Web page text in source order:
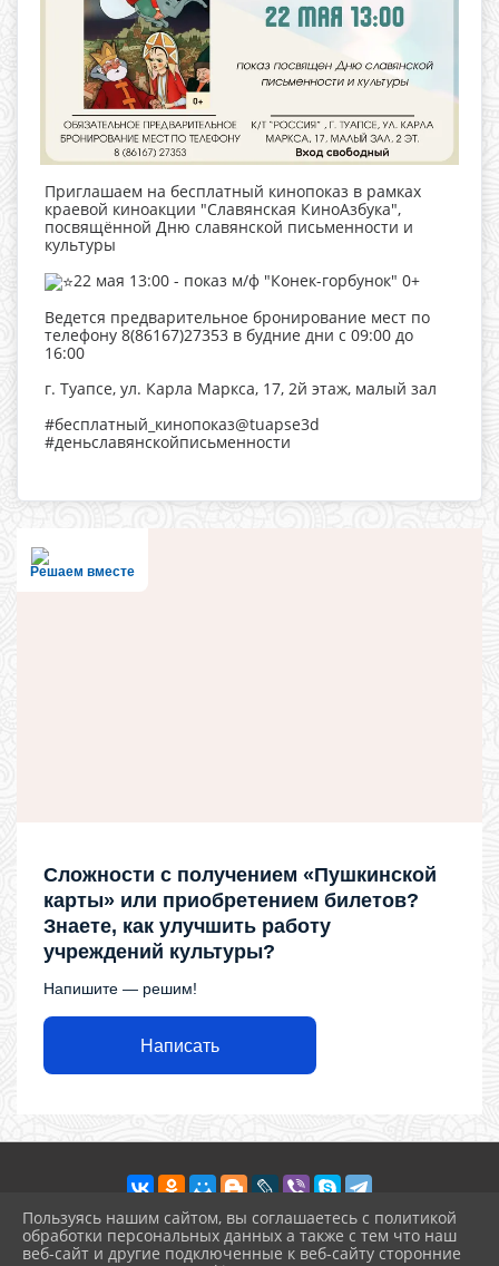
Приглашаем на бесплатный кинопоказ в рамках
краевой киноакции "Славянская КиноАзбука",
посвящённой Дню славянской письменности и
культуры
22 мая 13:00 - показ м/ф "Конек-горбунок" 0+
Ведется предварительное бронирование мест по
телефону 8(86167)27353 в будние дни с 09:00 до
16:00
г. Туапсе, ул. Карла Маркса, 17, 2й этаж, малый зал
#бесплатный_кинопоказ@tuapse3d
#деньславянскойписьменности
Решаем вместе
Сложности с получением «Пушкинской
карты» или приобретением билетов?
Знаете, как улучшить работу
учреждений культуры?
Напишите — решим!
Написать
2026 г. ckdr.kulturatuapse.ru
Пользуясь нашим сайтом, вы соглашаетесь с политикой
обработки персональных данных а также с тем что наш
веб-сайт и другие подключенные к веб-сайту сторонние